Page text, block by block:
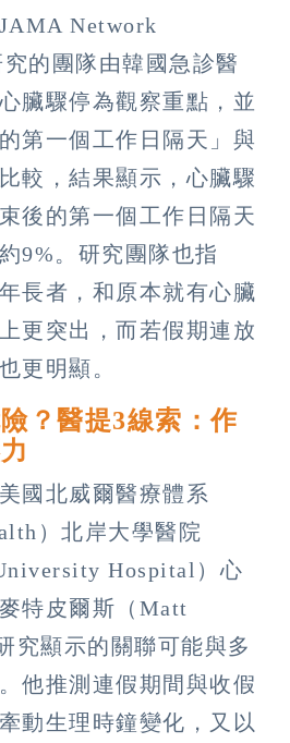
Network
的團隊由韓國急診醫
臟驟停為觀察重點，並
第一個工作日隔天」與
較，結果顯示，心臟驟
後的第一個工作日隔天
9%。研究團隊也指
長者，和原本就有心臟
更突出，而若假期連放
更明顯。
？醫提3線索：作
國北威爾醫療體系
）北岸大學醫院
Hospital）心
特皮爾斯（Matt
究顯示的關聯可能與多
他推測連假期間與收假
動生理時鐘變化，又以